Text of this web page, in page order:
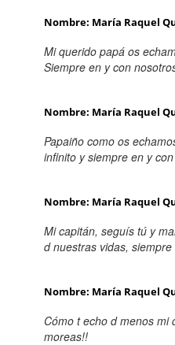
Nombre: María Raquel
Mi querido papá os
Siempre en y con
Nombre: María Raquel
Papaiño como os
infinito y siempre en y
Nombre: María Raquel
Mi capitán, seguís tú y
d nuestras vidas,
Nombre: María Raquel
Cómo t echo d menos mi
moreas!!